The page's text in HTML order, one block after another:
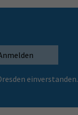
einverstanden.